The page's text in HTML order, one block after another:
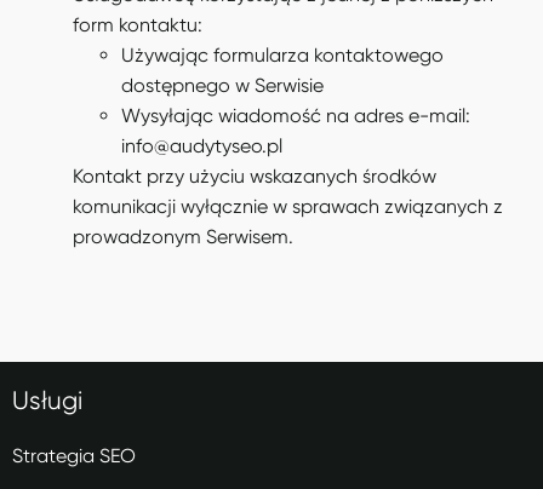
form kontaktu:
Używając formularza kontaktowego
dostępnego w Serwisie
Wysyłając wiadomość na adres e-mail:
info@audytyseo.pl
Kontakt przy użyciu wskazanych środków
komunikacji wyłącznie w sprawach związanych z
prowadzonym Serwisem.
Usługi
Strategia SEO